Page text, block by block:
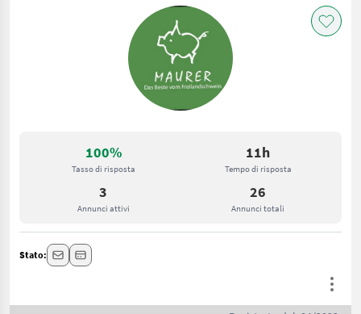
100%
Tasso di risposta
11h
Tempo di risposta
3
Annunci attivi
26
Annunci totali
Stato: